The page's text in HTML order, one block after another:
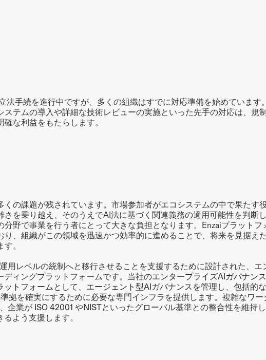
法手続を進行中ですが、多くの組織はすでに対応準備を始めています
ステムの導入や詳細な技術レビューの実施といった先手の対応は、規
な利益をもたらします。
の課題が残されています。市場参加者がエコシステムの中で果たす役
さを乗り越え、そのうえでAI法に基づく関連義務の適用可能性を判断
分野で事業を行う者にとって大きな負担となります。Enzaiプラットフ
り、組織がこの領域を迅速かつ効率的に進めることで、将来を見据え
。
用レベルの統制へと移行させることを支援するために設計された、エ
ディングプラットフォームです。当社のエンタープライズAIガバナンス
ットフォームとして、 エージェント型AIガバナンス を管理し、包括的な
拠を確実にするために必要な専門インフラを提供します。複雑なワー
企業が ISO 42001 やNISTといったグローバル基準との整合性を維持
よう支援します。